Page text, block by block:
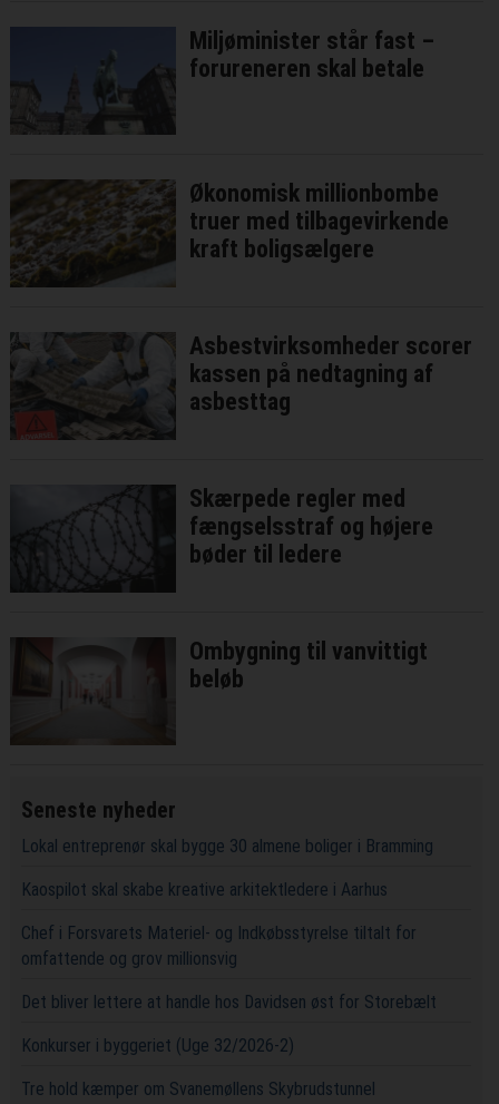
Miljøminister står fast –
forureneren skal betale
Økonomisk millionbombe
truer med tilbagevirkende
kraft boligsælgere
Asbestvirksomheder scorer
kassen på nedtagning af
asbesttag
Skærpede regler med
fængselsstraf og højere
bøder til ledere
Ombygning til vanvittigt
beløb
Seneste nyheder
Lokal entreprenør skal bygge 30 almene boliger i Bramming
Kaospilot skal skabe kreative arkitektledere i Aarhus
Chef i Forsvarets Materiel- og Indkøbsstyrelse tiltalt for
omfattende og grov millionsvig
Det bliver lettere at handle hos Davidsen øst for Storebælt
Konkurser i byggeriet (Uge 32/2026-2)
Tre hold kæmper om Svanemøllens Skybrudstunnel